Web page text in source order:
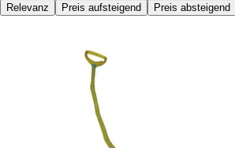
Relevanz
Preis aufsteigend Preis absteigend